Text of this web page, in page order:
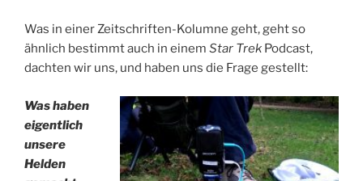
Was in einer Zeitschriften-Kolumne geht, geht so
ähnlich bestimmt auch in einem Star Trek Podcast,
dachten wir uns, und haben uns die Frage gestellt:
Was haben
eigentlich
unsere
Helden